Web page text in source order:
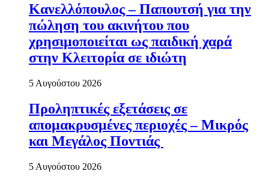
Κανελλόπουλος – Παπουτσή για την
πώληση του ακινήτου που
χρησιμοποιείται ως παιδική χαρά
στην Κλειτορία σε ιδιώτη
5 Αυγούστου 2026
Προληπτικές εξετάσεις σε
απομακρυσμένες περιοχές – Μικρός
και Μεγάλος Ποντιάς
5 Αυγούστου 2026